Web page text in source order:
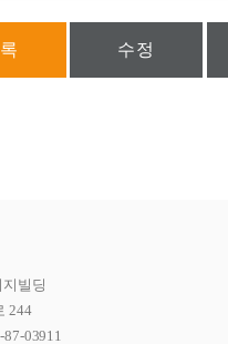
수정
빌딩
244
03911